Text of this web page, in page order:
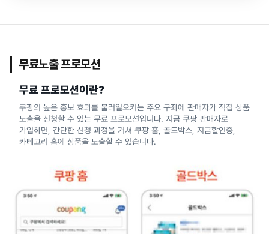
무료노출 프로모션
무료 프로모션이란?
쿠팡의 높은 홍보 효과를 불러일으키는 주요 구좌에 판매자가 직접 상품
노출을 신청할 수 있는 무료 프로모션입니다. 지금 쿠팡 판매자로
가입하면, 간단한 신청 과정을 거쳐 쿠팡 홈, 골드박스, 지금할인중,
카테고리 홈에 상품을 노출할 수 있습니다.